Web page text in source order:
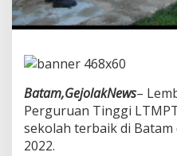
a
i
a
u
n
2
0
Batam,GejolakNews–
Perguruan Tinggi
sekolah terbaik di
2022.